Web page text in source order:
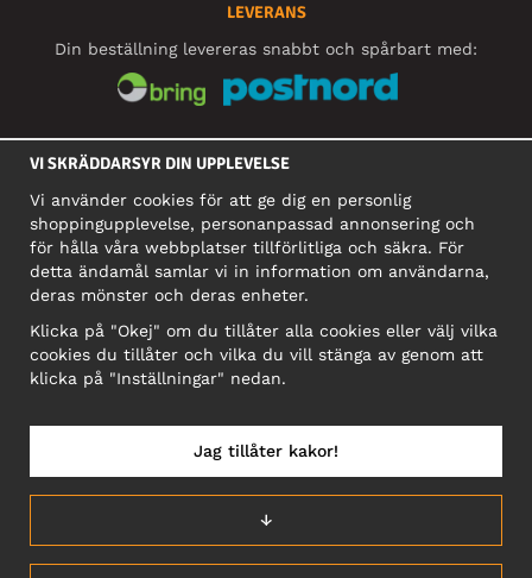
LEVERANS
Din beställning levereras snabbt och spårbart med:
SOCIALA MEDIER
FÖRETAG
Motley Denim Europe OÜ
Narva mnt 5, EE-10117 Tallinn
Org: 12356245, Momsnummer: SE502090048501
OBS! Skicka inte varureturer till denna adress!
SVERIGE/SVENSKA
VI SKRÄDDARSYR DIN UPPLEVELSE
Vi använder cookies för att ge dig en personlig
shoppingupplevelse, personanpassad annonsering och
för hålla våra webbplatser tillförlitliga och säkra. För
detta ändamål samlar vi in information om användarna,
deras mönster och deras enheter.
Klicka på "Okej" om du tillåter alla cookies eller välj vilka
cookies du tillåter och vilka du vill stänga av genom att
klicka på "Inställningar" nedan.
↓
Jag tillåter kakor!